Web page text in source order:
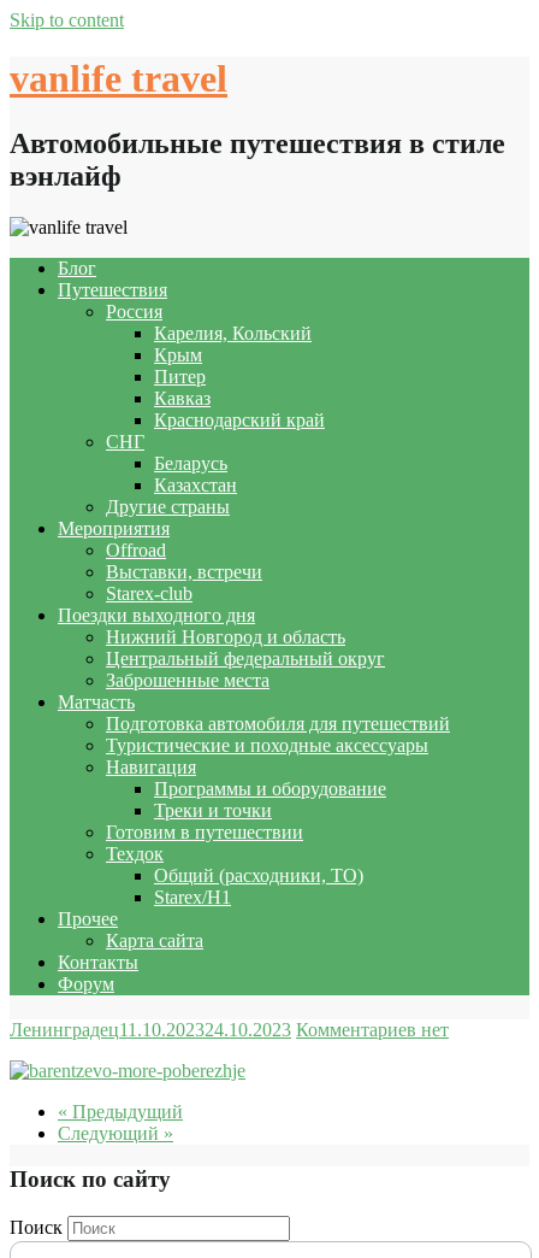
Skip to content
vanlife travel
Автомобильные путешествия в стиле
вэнлайф
Блог
Путешествия
Россия
Карелия, Кольский
Крым
Питер
Кавказ
Краснодарский край
СНГ
Беларусь
Казахстан
Другие страны
Мероприятия
Offroad
Выставки, встречи
Starex-club
Поездки выходного дня
Нижний Новгород и область
Центральный федеральный округ
Заброшенные места
Матчасть
Подготовка автомобиля для путешествий
Туристические и походные аксессуары
Навигация
Программы и оборудование
Треки и точки
Готовим в путешествии
Техдок
Общий (расходники, ТО)
Starex/H1
Прочее
Карта сайта
Контакты
Форум
Ленинградец11.10.202324.10.2023 Комментариев нет
« Предыдущий
Следующий »
Поиск по сайту
Поиск